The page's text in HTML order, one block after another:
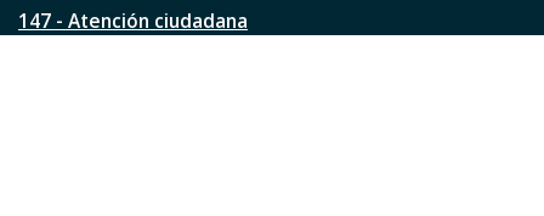
147 - Atención ciudadana